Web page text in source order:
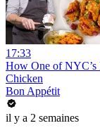
17:33
How One of NYC’s
Chicken
Bon Appétit
il y a 2 semaines